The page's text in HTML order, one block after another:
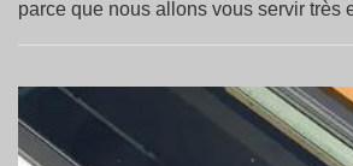
parce que nous allons vous servir très